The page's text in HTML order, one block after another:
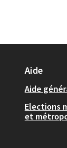
Aide
Aide
Elections
et